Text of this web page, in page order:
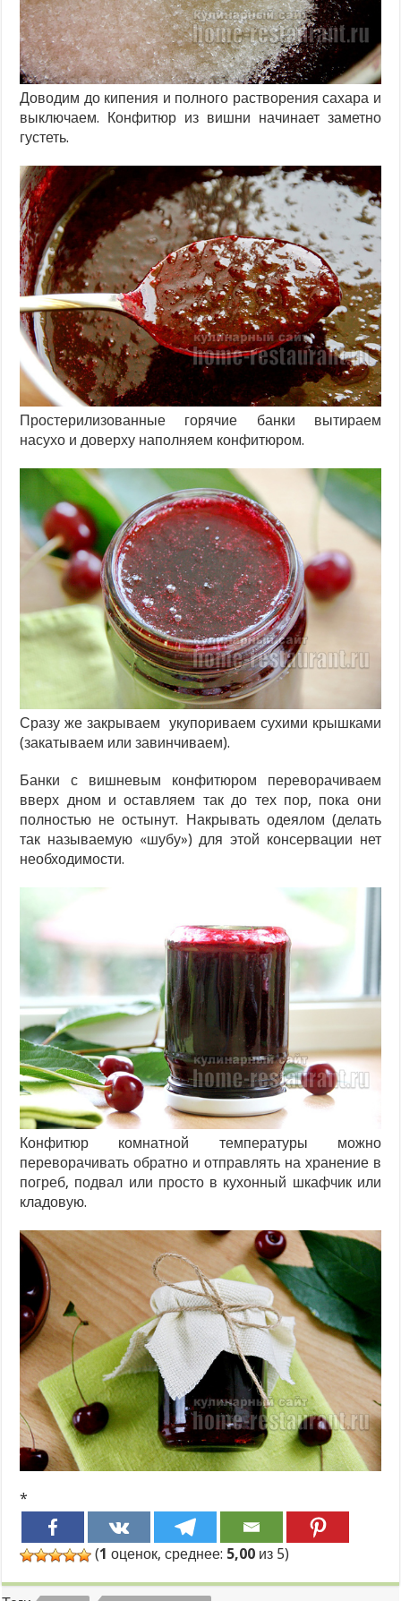
Доводим до кипения и полного растворения сахара и
выключаем. Конфитюр из вишни начинает заметно
густеть.
Простерилизованные горячие банки вытираем
насухо и доверху наполняем конфитюром.
Сразу же закрываем укупориваем сухими крышками
(закатываем или завинчиваем).
Банки с вишневым конфитюром переворачиваем
вверх дном и оставляем так до тех пор, пока они
полностью не остынут. Накрывать одеялом (делать
так называемую «шубу») для этой консервации нет
необходимости.
Конфитюр комнатной температуры можно
переворачивать обратно и отправлять на хранение в
погреб, подвал или просто в кухонный шкафчик или
кладовую.
*
(1 оценок, среднее: 5,00 из 5)